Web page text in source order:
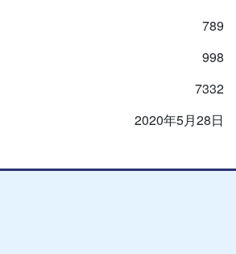
789
998
7332
2020年5月28日